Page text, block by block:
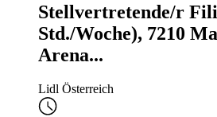
Stellvertretende/r
Std./Woche), 7210
Arena...
Lidl Österreich